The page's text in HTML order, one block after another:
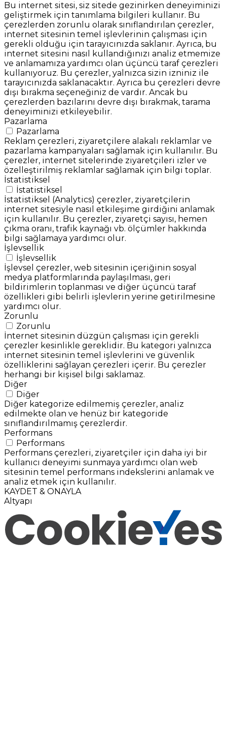
Bu internet sitesi, siz sitede gezinirken deneyiminizi
geliştirmek için tanımlama bilgileri kullanır. Bu
çerezlerden zorunlu olarak sınıflandırılan çerezler,
internet sitesinin temel işlevlerinin çalışması için
gerekli olduğu için tarayıcınızda saklanır. Ayrıca, bu
internet sitesini nasıl kullandığınızı analiz etmemize
ve anlamamıza yardımcı olan üçüncü taraf çerezleri
kullanıyoruz. Bu çerezler, yalnızca sizin izniniz ile
tarayıcınızda saklanacaktır. Ayrıca bu çerezleri devre
dışı bırakma seçeneğiniz de vardır. Ancak bu
çerezlerden bazılarını devre dışı bırakmak, tarama
deneyiminizi etkileyebilir.
Pazarlama
Pazarlama
Reklam çerezleri, ziyaretçilere alakalı reklamlar ve
pazarlama kampanyaları sağlamak için kullanılır. Bu
çerezler, internet sitelerinde ziyaretçileri izler ve
özelleştirilmiş reklamlar sağlamak için bilgi toplar.
İstatistiksel
İstatistiksel
İstatistiksel (Analytics) çerezler, ziyaretçilerin
internet sitesiyle nasıl etkileşime girdiğini anlamak
için kullanılır. Bu çerezler, ziyaretçi sayısı, hemen
çıkma oranı, trafik kaynağı vb. ölçümler hakkında
bilgi sağlamaya yardımcı olur.
İşlevsellik
İşlevsellik
İşlevsel çerezler, web sitesinin içeriğinin sosyal
medya platformlarında paylaşılması, geri
bildirimlerin toplanması ve diğer üçüncü taraf
özellikleri gibi belirli işlevlerin yerine getirilmesine
yardımcı olur.
Zorunlu
Zorunlu
İnternet sitesinin düzgün çalışması için gerekli
çerezler kesinlikle gereklidir. Bu kategori yalnızca
internet sitesinin temel işlevlerini ve güvenlik
özelliklerini sağlayan çerezleri içerir. Bu çerezler
herhangi bir kişisel bilgi saklamaz.
Diğer
Diğer
Diğer kategorize edilmemiş çerezler, analiz
edilmekte olan ve henüz bir kategoride
sınıflandırılmamış çerezlerdir.
Performans
Performans
Performans çerezleri, ziyaretçiler için daha iyi bir
kullanıcı deneyimi sunmaya yardımcı olan web
sitesinin temel performans indekslerini anlamak ve
analiz etmek için kullanılır.
KAYDET & ONAYLA
Altyapı